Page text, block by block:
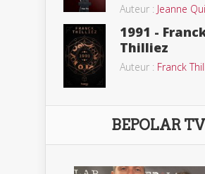
Auteur : Jeanne
1991 -
Thilliez
Auteur : Franck
BEPOLAR TV